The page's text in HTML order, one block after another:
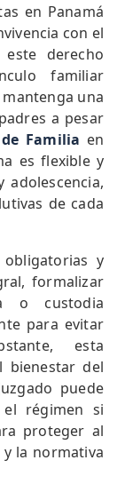
en Panamá
con el
derecho
familiar
una
a pesar
Familia en
es flexible y
de cada
y
formalizar
o custodia
para evitar
esta
bienestar del
puede
el régimen si
proteger al
y la normativa